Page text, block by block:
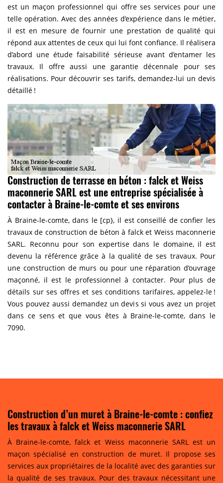
est un maçon professionnel qui offre ses services pour une
telle opération. Avec des années d’expérience dans le métier,
il est en mesure de fournir une prestation de qualité qui
répond aux attentes de ceux qui lui font confiance. Il réalisera
d’abord une étude faisabilité sérieuse avant d’entamer les
travaux. Il offre aussi une garantie décennale pour ses
réalisations. Pour découvrir ses tarifs, demandez-lui un devis
détaillé !
Construction de terrasse en béton : falck et Weiss
maconnerie SARL est une entreprise spécialisée à
contacter à Braine-le-comte et ses environs
À Braine-le-comte, dans le [cp}, il est conseillé de confier les
travaux de construction de béton à falck et Weiss maconnerie
SARL. Reconnu pour son expertise dans le domaine, il est
devenu la référence grâce à la qualité de ses travaux. Pour
une construction de murs ou pour une réparation d’ouvrage
maçonné, il est le professionnel à contacter. Pour plus de
détails sur ses offres et ses conditions tarifaires, appelez-le !
Vous pouvez aussi demandez un devis si vous avez un projet
dans ce sens et que vous êtes à Braine-le-comte, dans le
7090.
Construction d’un muret à Braine-le-comte : confiez
les travaux à falck et Weiss maconnerie SARL
À Braine-le-comte, falck et Weiss maconnerie SARL est un
maçon spécialisé en construction de muret. Il propose ses
services aux propriétaires de la localité avec des garanties sur
la qualité de ses travaux. Pour des travaux nécessitant une